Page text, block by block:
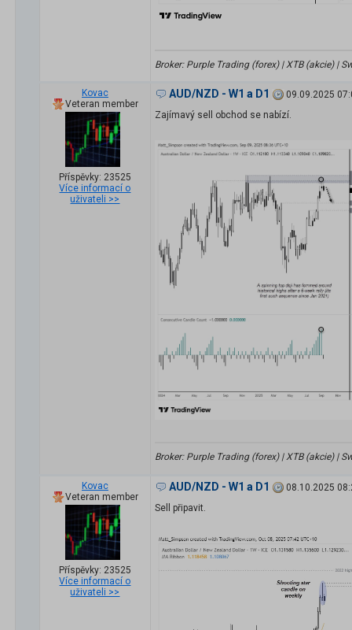
Broker: Purple Trading (forex) | XTB (akcie) |
Kovac
Veteran member
Příspěvky: 23525
Více informací o
uživateli >>
AUD/NZD - W1 a D1
09.09.2025
Zajímavý sell obchod se nabízí.
Broker: Purple Trading (forex) | XTB (akcie) |
Kovac
Veteran member
Příspěvky: 23525
Více informací o
uživateli >>
AUD/NZD - W1 a D1
08.10.2025
Sell připavit.